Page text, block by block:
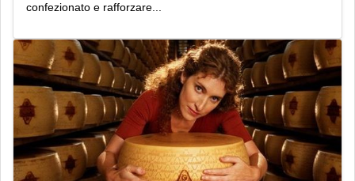
confezionato e rafforzare...